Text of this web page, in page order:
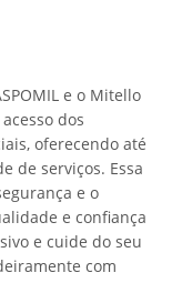
e o Mitello
dos
oferecendo até
de serviços. Essa
e o
e confiança
e cuide do seu
com